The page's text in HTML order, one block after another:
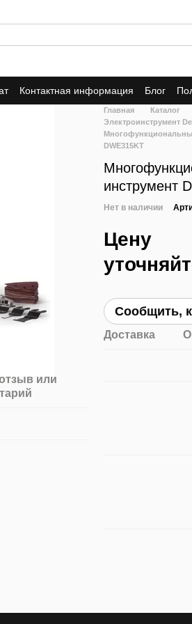
Контактная информация Блог
или
Главная Каталог
Электроинструмент
DWE315KT
инструмент
Нет в наличии
Цену
Сообщить,
Доставка